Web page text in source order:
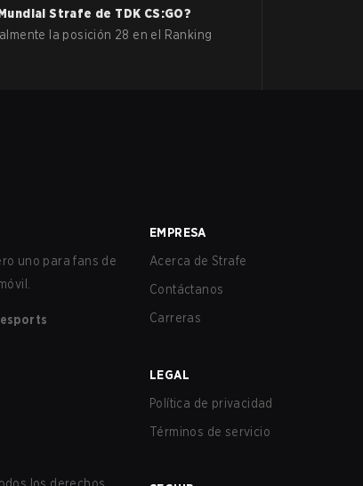
Strafe de TDK CS:GO?
la posición 28 en el Ranking
uno para fans de
EMPRESA
Acerca de Strafe
Contáctanos
Carreras
LEGAL
Política de privacidad
Términos de servicio